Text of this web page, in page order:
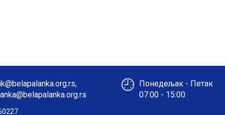
Понедељак - Петак
07:00 - 15:00